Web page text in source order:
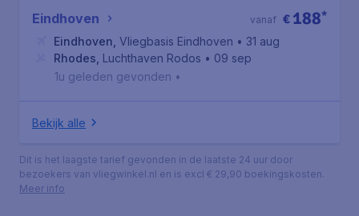
Eindhoven € 188*
vanaf
Eindhoven Vliegbasis Eindhoven • 31 aug
Rhodes Luchthaven Rodos • 09 sep
1u geleden gevonden •
Bekijk alle
Dit is het laagste tarief gevonden in de laatste 24 uur door
bezoekers van vliegwinkel.nl en is excl € 29,90 boekingskosten.
Meer info